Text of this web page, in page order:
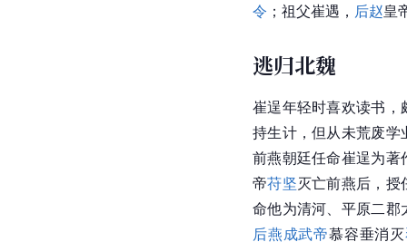
令 ；祖父崔遇， 后赵皇
逃归北魏
崔逞年轻时喜欢读书，
持生计，但从未荒废学
前燕朝廷任命崔逞为著
帝苻坚灭亡前燕后，授
命他为清河、平原二郡
后燕成武帝慕容垂消灭